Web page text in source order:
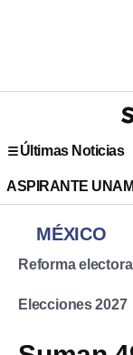
Últimas Noticias
ASPIRANTE
MÉXICO
Reforma electoral
Elecciones 2027